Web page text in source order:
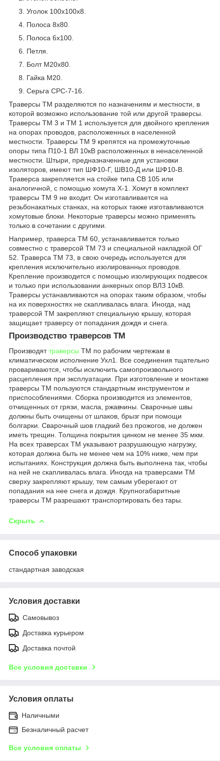
Уголок 100х100х8.
Полоса 8х80.
Полоса 6х100.
Петля.
Болт М20х80.
Гайка М20.
Серьга СРС-7-16.
Траверсы ТМ разделяются по назначениям и местности, в
которой возможно использование той или другой траверсы.
Траверсы ТМ 3 и ТМ 1 используется для двойного крепления
на опорах проводов, расположенных в населенной
местности. Траверсы ТМ 9 крепятся на промежуточные
опоры типа П10-1 ВЛ 10кВ расположенных в ненаселенной
местности. Штыри, предназначенные для установки
изоляторов, имеют тип ШФ10-Г, ШВ10-Д или ШФ10-В.
Траверса закрепляется на стойке типа СВ 105 или
аналогичной, с помощью хомута Х-1. Хомут в комплект
траверсы ТМ 9 не входит. Он изготавливается на
резьбонакатных станках, на которых также изготавливаются
хомутовые блоки. Некоторые траверсы можно применять
только в сочетании с другими.
Например, траверса ТМ 60, устанавливается только
совместно с траверсой ТМ 73 и специальной накладкой ОГ
52. Траверса ТМ 73, в свою очередь используется для
крепления исключительно изолированных проводов.
Крепление производится с помощью изолирующих подвесок
и только при использовании анкерных опор ВЛЗ 10кВ.
Траверсы устанавливаются на опорах таким образом, чтобы
на их поверхностях не скапливалась влага. Иногда, над
траверсой ТМ закрепляют специальную крышу, которая
защищает траверсу от попадания дождя и снега.
Производство траверсов ТМ
Производяттраверсы ТМ по рабочим чертежам в
климатическом исполнение Ухл1. Все соединения тщательно
провариваются, чтобы исключить самопроизвольного
расцепления при эксплуатации. При изготовление и монтаже
траверсы ТМ пользуются стандартным инструментом и
приспособлениями. Сборка производится из элементов,
отчищенных от грязи, масла, ржавчины. Сварочные швы
должны быть очищены от шлаков, брызг при помощи
болгарки. Сварочный шов гладкий без прожогов, не должен
иметь трещин. Толщина покрытия цинком не менее 35 мкм.
На всех траверсах ТМ указывают разрушающую нагрузку,
которая должна быть не менее чем на 10% ниже, чем при
испытаниях. Конструкция должна быть выполнена так, чтобы
на ней не скапливалась влага. Иногда на траверсами ТМ
сверху закрепляют крышу, тем самым уберегают от
попадания на нее снега и дождя. Крупногабаритные
траверсы ТМ разрешают транспортировать без тары.
Скрыть
Способ упаковки
стандартная заводская
Условия доставки
Самовывоз
Доставка курьером
Доставка почтой
Все условия доставки
Условия оплаты
Наличными
Безналичный расчет
Все условия оплаты